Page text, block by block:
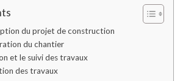
du projet de construction
du chantier
et le suivi des travaux
des travaux